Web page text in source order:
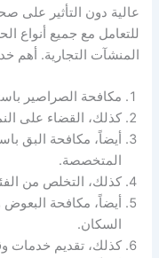
عالية دون التأثير على
للتعامل مع جميع أنواع
المنشآت التجارية. أهم
مكافحة الصراصير
كذلك، القضاء على
أيضاً، مكافحة البق
المتخصصة.
كذلك، التخلص من
أيضاً، مكافحة
السكان.
كذلك، تقديم خدمات